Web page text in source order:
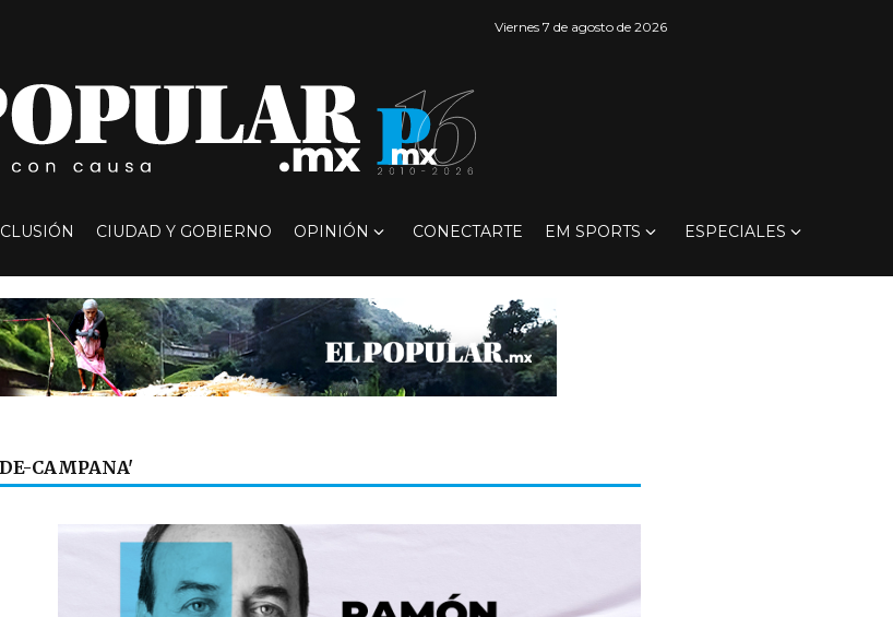
Viernes 7 de agosto de 2026
CIUDAD Y GOBIERNO OPINIÓN CONECTARTE EM SPORTS ESPECIALES
CAMPANA'